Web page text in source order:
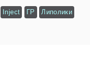
Inject ГР Липолики